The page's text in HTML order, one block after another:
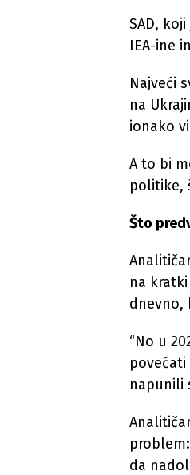
SAD,
IEA-ine
Najveći
na
ionako
A to bi
politike,
Što
na
dnevno,
“No u
napunili
da